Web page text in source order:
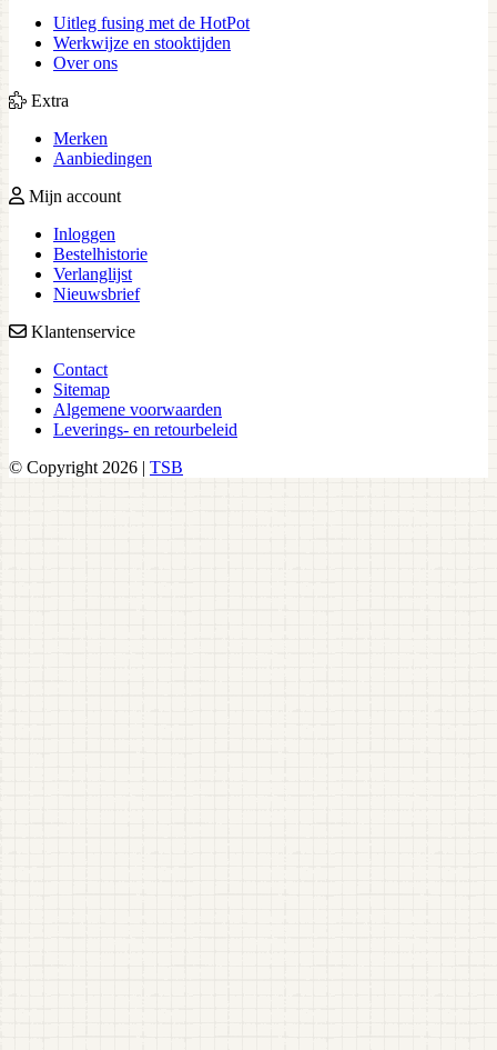
Uitleg fusing met de HotPot
Werkwijze en stooktijden
Over ons
Extra
Merken
Aanbiedingen
Mijn account
Inloggen
Bestelhistorie
Verlanglijst
Nieuwsbrief
Klantenservice
Contact
Sitemap
Algemene voorwaarden
Leverings- en retourbeleid
© Copyright 2026 | TSB